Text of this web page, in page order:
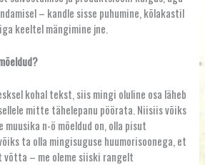
– kandle sisse puhumine, kõlakastil
keeltel mängimine jne.
kohal tekst, siis mingi oluline osa läheb
mitte tähelepanu pöörata. Niisiis võiks
muusika n-ö mõeldud on, olla pisut
ta olla mingisuguse huumorisoonega, et
– me oleme siiski rangelt